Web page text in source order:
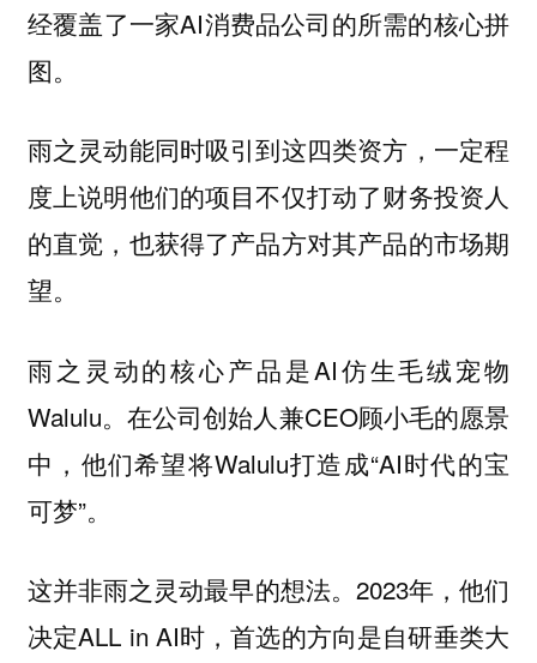
经覆盖了一家AI消费品公司的所需的核心拼
图。
雨之灵动能同时吸引到这四类资方，一定程
度上说明他们的项目不仅打动了财务投资人
的直觉，也获得了产品方对其产品的市场期
望。
雨之灵动的核心产品是AI仿生毛绒宠物
Walulu。在公司创始人兼CEO顾小毛的愿景
中，他们希望将Walulu打造成“AI时代的宝
可梦”。
这并非雨之灵动最早的想法。2023年，他们
决定ALL in AI时，首选的方向是自研垂类大